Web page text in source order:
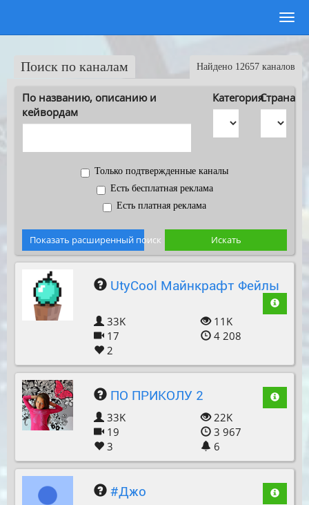
Поиск по каналам Найдено 12657 каналов
По названию, описанию и
кейвордам
КатегорияСтрана
Только подтвержденные каналы
Есть бесплатная реклама
Есть платная реклама
Показать расширенный поиск Искать
UtyCool Майнкрафт Фейлы
33K
17
2
11K
4 208
ПО ПРИКОЛУ 2
33K
19
3
22K
3 967
6
#Джо